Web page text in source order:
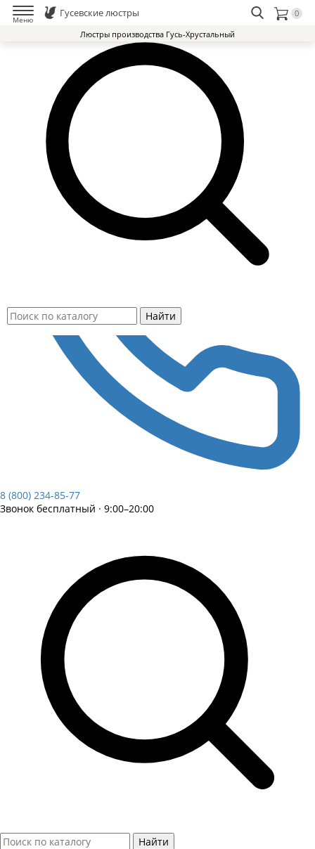
Люстры Гусь-Хрустальный Завод
Доставка и оплата
Избранное
Контакты
8 (800) 234-85-77
Звонок бесплатный · 9:00–20:00
Найти
Меню
Гусевские люстры
0
Люстры производства Гусь-Хрустальный
Найти